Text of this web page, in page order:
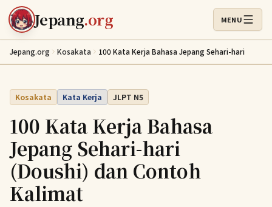
Lewati ke konten utama
Jepang.org Buka Menu
MENU
Jepang.org Kosakata 100 Kata Kerja Bahasa Jepang Sehari-hari
Kosakata Kata Kerja JLPT N5
100 Kata Kerja Bahasa
Jepang Sehari-hari
(Doushi) dan Contoh
Kalimat